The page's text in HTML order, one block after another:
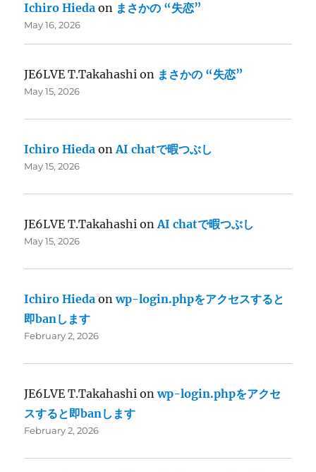
Ichiro Hieda on まさかの “失恋”
May 16, 2026
JE6LVE T.Takahashi on まさかの “失恋”
May 15, 2026
Ichiro Hieda onAI chatで暇つぶし
May 15, 2026
JE6LVE T.Takahashi onAI chatで暇つぶし
May 15, 2026
Ichiro Hieda onwp-login.phpをアクセスすると
即banします
February 2, 2026
JE6LVE T.Takahashi onwp-login.phpをアクセ
スすると即banします
February 2, 2026